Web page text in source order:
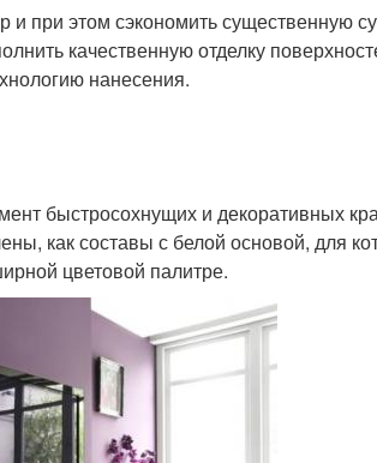
и при этом сэкономить существенную
качественную отделку
нанесения.
быстросохнущих и декоративных
как составы с белой основой, для
цветовой палитре.